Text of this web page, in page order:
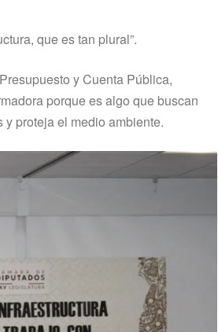
que es tan plural”.
y Cuenta Pública,
porque es algo que buscan
proteja el medio ambiente.